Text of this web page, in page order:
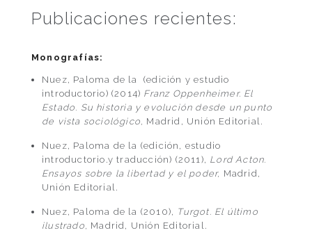
Publicaciones recientes:
Monografías:
Nuez, Paloma de la (edición y estudio
introductorio) (2014) Franz Oppenheimer. El
Estado. Su historia y evolución desde un punto
de vista sociológico, Madrid, Unión Editorial.
Nuez, Paloma de la (edición, estudio
introductorio.y traducción) (2011), Lord Acton.
Ensayos sobre la libertad y el poder, Madrid,
Unión Editorial.
Nuez, Paloma de la (2010), Turgot. El último
ilustrado, Madrid, Unión Editorial.